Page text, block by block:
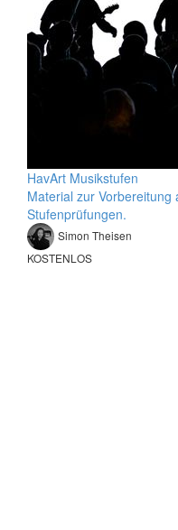
HavArt Musikstufen
Material zur Vorbereitung
Stufenprüfungen.
Simon Theisen
KOSTENLOS